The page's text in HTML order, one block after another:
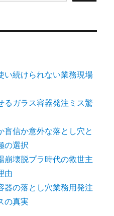
い続けられない業務現場
るガラス容器発注ミス驚
盲信か意外な落とし穴と
の選択
崩壊脱プラ時代の救世主
由
器の落とし穴業務用発注
の真実